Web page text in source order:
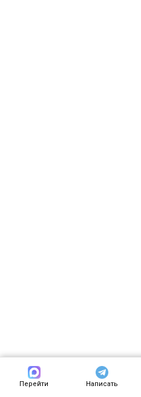
Перейти Написать